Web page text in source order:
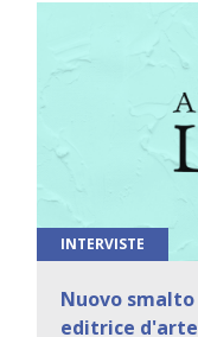
INTERVISTE
Nuovo
editrice